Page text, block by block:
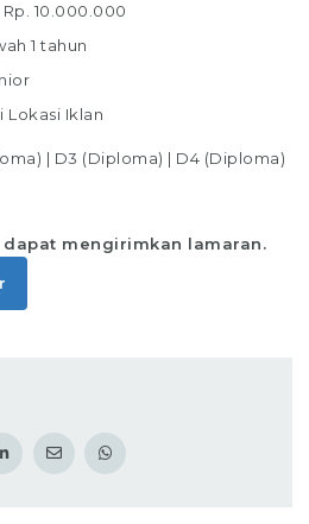
10.000.000
1 tahun
Lokasi Iklan
| D3 (Diploma) | D4 (Diploma)
dapat mengirimkan lamaran.